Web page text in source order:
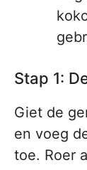
Stap 1:
Giet de
en voeg
toe. Roer